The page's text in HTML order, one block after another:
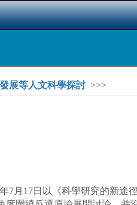
展等人文科學探討>>>
月17日以《科學研究的新途